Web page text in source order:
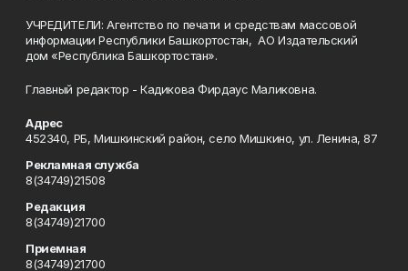
УЧРЕДИТЕЛИ: Агентство по печати и средствам массовой
информации Республики Башкортостан, АО Издательский
дом «Республика Башкортостан».
Главный редактор - Кадикова Фирдаус Маликовна.
Адрес
452340, РБ, Мишкинский район, село Мишкино, ул. Ленина, 87
Рекламная служба
8(34749)21508
Редакция
8(34749)21700
Приемная
8(34749)21700